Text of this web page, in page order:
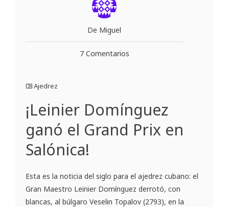
De Miguel
7 Comentarios
Ajedrez
¡Leinier Domínguez
ganó el Grand Prix en
Salónica!
Esta es la noticia del siglo para el ajedrez cubano: el
Gran Maestro Leinier Domínguez derrotó, con
blancas, al búlgaro Veselin Topalov (2793), en la